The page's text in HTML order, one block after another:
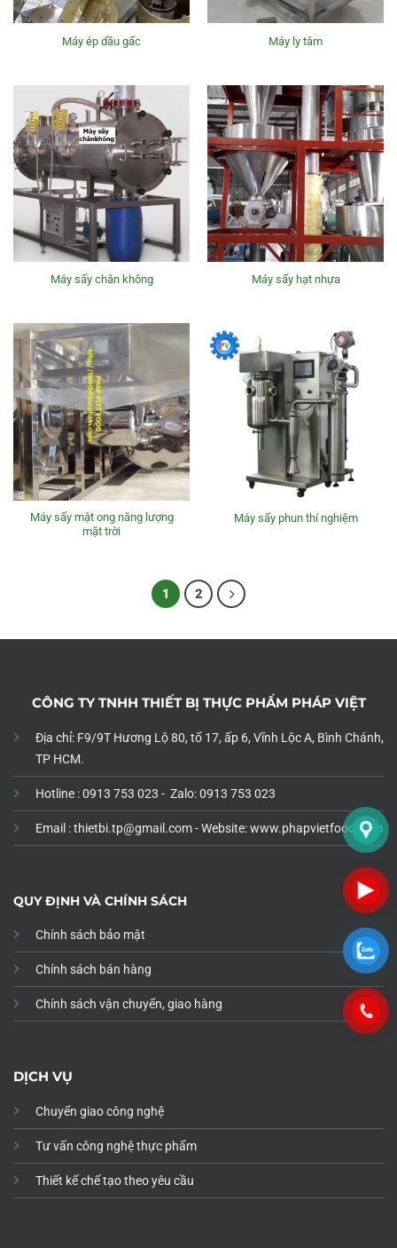
Máy ép dầu gấc Máy ly tâm
Máy sấy chân không Máy sấy hạt nhựa
Máy sấy mật ong năng lượng
mặt trời
Máy sấy phun thí nghiệm
1 2
CÔNG TY TNHH THIẾT BỊ THỰC PHẨM PHÁP VIỆT
Địa chỉ: F9/9T Hương Lộ 80, tổ 17, ấp 6, Vĩnh Lộc A, Bình Chánh,
TP HCM.
Hotline : 0913 753 023 - Zalo: 0913 753 023
Email : thietbi.tp@gmail.com -Website: www.phapvietfood.com
QUY ĐỊNH VÀ CHÍNH SÁCH
Chính sách bảo mật
Chính sách bán hàng
Chính sách vận chuyển, giao hàng
DỊCH VỤ
Chuyển giao công nghệ
Tư vấn công nghệ thực phẩm
Thiết kế chế tạo theo yêu cầu